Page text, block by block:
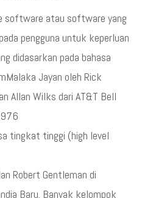
software atau software yang
pengguna untuk keperluan
didasarkan pada bahasa
Jayan oleh Rick
Allan Wilks dari AT&T Bell
tingkat tinggi (high level
Robert Gentleman di
Baru. Banyak kelompok